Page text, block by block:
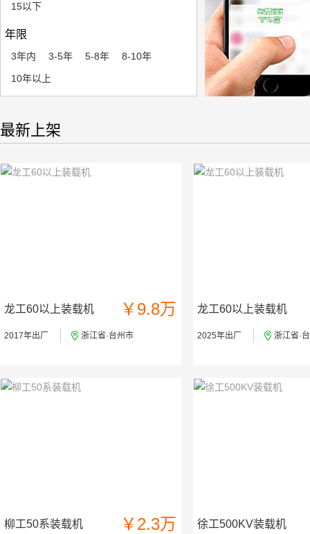
15以下
年限
3年内 3-5年 5-8年
8-10年
10年以上
最新上架
龙工60以上装载机 ￥9.8万
2017年出厂 浙江省·台州市
龙工60以上装载机
2025年出厂 浙江省·
柳工50系装载机 ￥2.3万 徐工500KV装载机